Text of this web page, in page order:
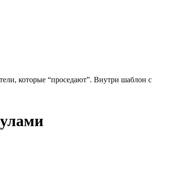
которые “проседают”. Внутри шаблон с